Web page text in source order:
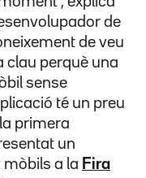
de
de veu
clau perquè una
sense
té un preu
primera
un
a la Fira